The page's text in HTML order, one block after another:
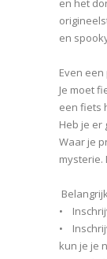
en het
en
Even
Je moet
een fiets
Heb je er
Waar je
mysterie.
•
•
kun je je